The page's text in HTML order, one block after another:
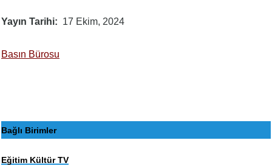
Yayın Tarihi 17 Ekim, 2024
Basın Bürosu
Bağlı Birimler
Eğitim Kültür TV